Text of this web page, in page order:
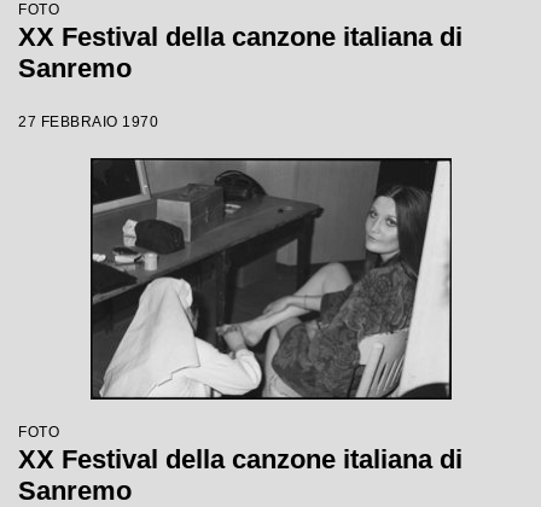
FOTO
XX Festival della canzone italiana di
Sanremo
27 FEBBRAIO 1970
FOTO
XX Festival della canzone italiana di
Sanremo